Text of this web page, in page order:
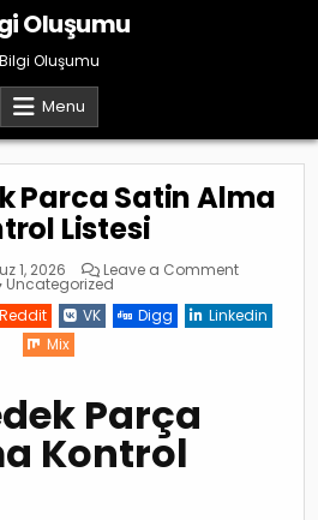
Oluşumu
Bilgi Oluşumu
Menu
Parca Satin Alma
Listesi
1, 2026 Leave a Commenton
Parca
Satin
Posted
Uncategorized
Reddit VK Digg
Linkedin
Mix
Parça
Kontrol